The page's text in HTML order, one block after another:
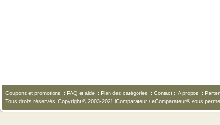
Coupons et promotions :: FAQ et aide :: Plan des catégories :: Contact :: A propos ::
Tous droits réservés. Copyright © 2003-2021 iComparateur / eComparateur® vous